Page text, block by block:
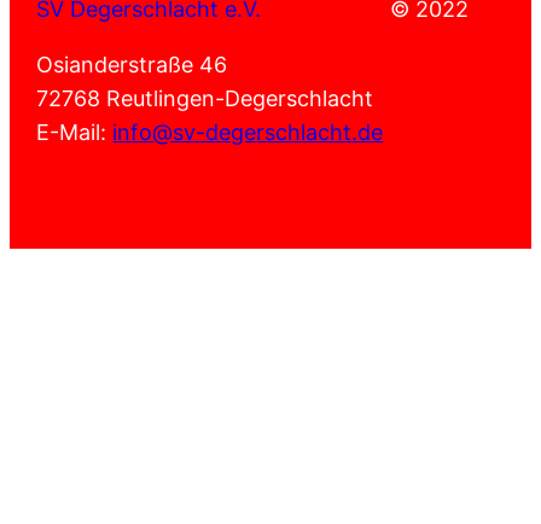
SV Degerschlacht e.V.
Osianderstraße 46
72768 Reutlingen-Degerschlacht
E-Mail: info@sv-degerschlacht.de
© 2022